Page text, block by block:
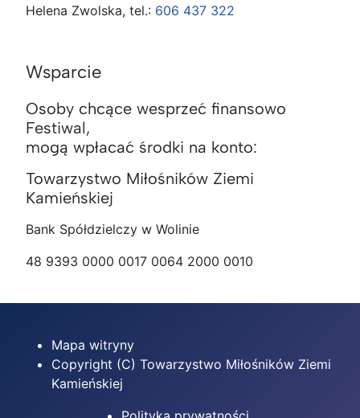
Helena Zwolska, tel.: 606 437 322
Wsparcie
Osoby chcące wesprzeć finansowo
Festiwal,
mogą wpłacać środki na konto:
Towarzystwo Miłośników Ziemi
Kamieńskiej
Bank Spółdzielczy w Wolinie
48 9393 0000 0017 0064 2000 0010
Mapa witryny
Copyright (C) Towarzystwo Miłośników Ziemi
Kamieńskiej